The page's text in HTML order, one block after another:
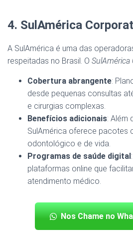
4. SulAmérica
A SulAmérica é uma das
respeitadas no Brasil. O SulAmérica
Cobertura abrangente:
desde pequenas consultas
e cirurgias complexas.
Benefícios adicionais: Além
SulAmérica oferece pacotes
odontológico e de vida.
Programas de saúde digital
plataformas online que
atendimento médico.
Nos Chame no